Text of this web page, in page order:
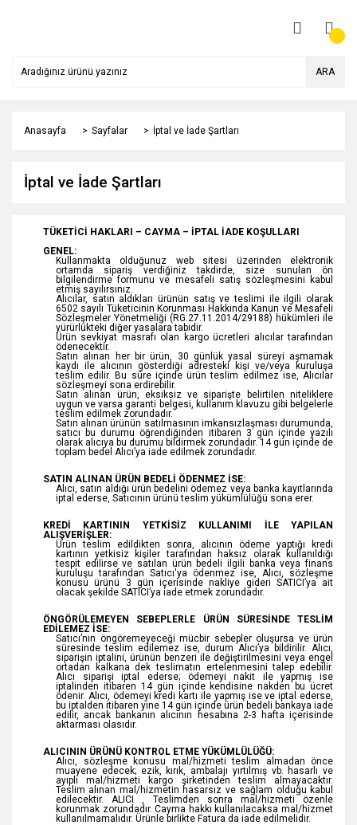
ARA
Anasayfa Sayfalar İptal ve İade Şartları
İptal ve İade Şartları
TÜKETİCİ HAKLARI – CAYMA – İPTAL İADE KOŞULLARI
GENEL:
Kullanmakta olduğunuz web sitesi üzerinden elektronik
ortamda sipariş verdiğiniz takdirde, size sunulan ön
bilgilendirme formunu ve mesafeli satış sözleşmesini kabul
etmiş sayılırsınız.
Alıcılar, satın aldıkları ürünün satış ve teslimi ile ilgili olarak
6502 sayılı Tüketicinin Korunması Hakkında Kanun ve Mesafeli
Sözleşmeler Yönetmeliği (RG:27.11.2014/29188) hükümleri ile
yürürlükteki diğer yasalara tabidir.
Ürün sevkiyat masrafı olan kargo ücretleri alıcılar tarafından
ödenecektir.
Satın alınan her bir ürün, 30 günlük yasal süreyi aşmamak
kaydı ile alıcının gösterdiği adresteki kişi ve/veya kuruluşa
teslim edilir. Bu süre içinde ürün teslim edilmez ise, Alıcılar
sözleşmeyi sona erdirebilir.
Satın alınan ürün, eksiksiz ve siparişte belirtilen niteliklere
uygun ve varsa garanti belgesi, kullanım klavuzu gibi belgelerle
teslim edilmek zorundadır.
Satın alınan ürünün satılmasının imkansızlaşması durumunda,
satıcı bu durumu öğrendiğinden itibaren 3 gün içinde yazılı
olarak alıcıya bu durumu bildirmek zorundadır. 14 gün içinde de
toplam bedel Alıcı’ya iade edilmek zorundadır.
SATIN ALINAN ÜRÜN BEDELİ ÖDENMEZ İSE:
Alıcı, satın aldığı ürün bedelini ödemez veya banka kayıtlarında
iptal ederse, Satıcının ürünü teslim yükümlülüğü sona erer.
KREDİ KARTININ YETKİSİZ KULLANIMI İLE YAPILAN
ALIŞVERİŞLER:
Ürün teslim edildikten sonra, alıcının ödeme yaptığı kredi
kartının yetkisiz kişiler tarafından haksız olarak kullanıldığı
tespit edilirse ve satılan ürün bedeli ilgili banka veya finans
kuruluşu tarafından Satıcı'ya ödenmez ise, Alıcı, sözleşme
konusu ürünü 3 gün içerisinde nakliye gideri SATICI’ya ait
olacak şekilde SATICI’ya iade etmek zorundadır.
ÖNGÖRÜLEMEYEN SEBEPLERLE ÜRÜN SÜRESİNDE TESLİM
EDİLEMEZ İSE:
Satıcı’nın öngöremeyeceği mücbir sebepler oluşursa ve ürün
süresinde teslim edilemez ise, durum Alıcı’ya bildirilir. Alıcı,
siparişin iptalini, ürünün benzeri ile değiştirilmesini veya engel
ortadan kalkana dek teslimatın ertelenmesini talep edebilir.
Alıcı siparişi iptal ederse; ödemeyi nakit ile yapmış ise
iptalinden itibaren 14 gün içinde kendisine nakden bu ücret
ödenir. Alıcı, ödemeyi kredi kartı ile yapmış ise ve iptal ederse,
bu iptalden itibaren yine 14 gün içinde ürün bedeli bankaya iade
edilir, ancak bankanın alıcının hesabına 2-3 hafta içerisinde
aktarması olasıdır.
ALICININ ÜRÜNÜ KONTROL ETME YÜKÜMLÜLÜĞÜ:
Alıcı, sözleşme konusu mal/hizmeti teslim almadan önce
muayene edecek; ezik, kırık, ambalajı yırtılmış vb. hasarlı ve
ayıplı mal/hizmeti kargo şirketinden teslim almayacaktır.
Teslim alınan mal/hizmetin hasarsız ve sağlam olduğu kabul
edilecektir. ALICI , Teslimden sonra mal/hizmeti özenle
korunmak zorundadır. Cayma hakkı kullanılacaksa mal/hizmet
kullanılmamalıdır. Ürünle birlikte Fatura da iade edilmelidir.